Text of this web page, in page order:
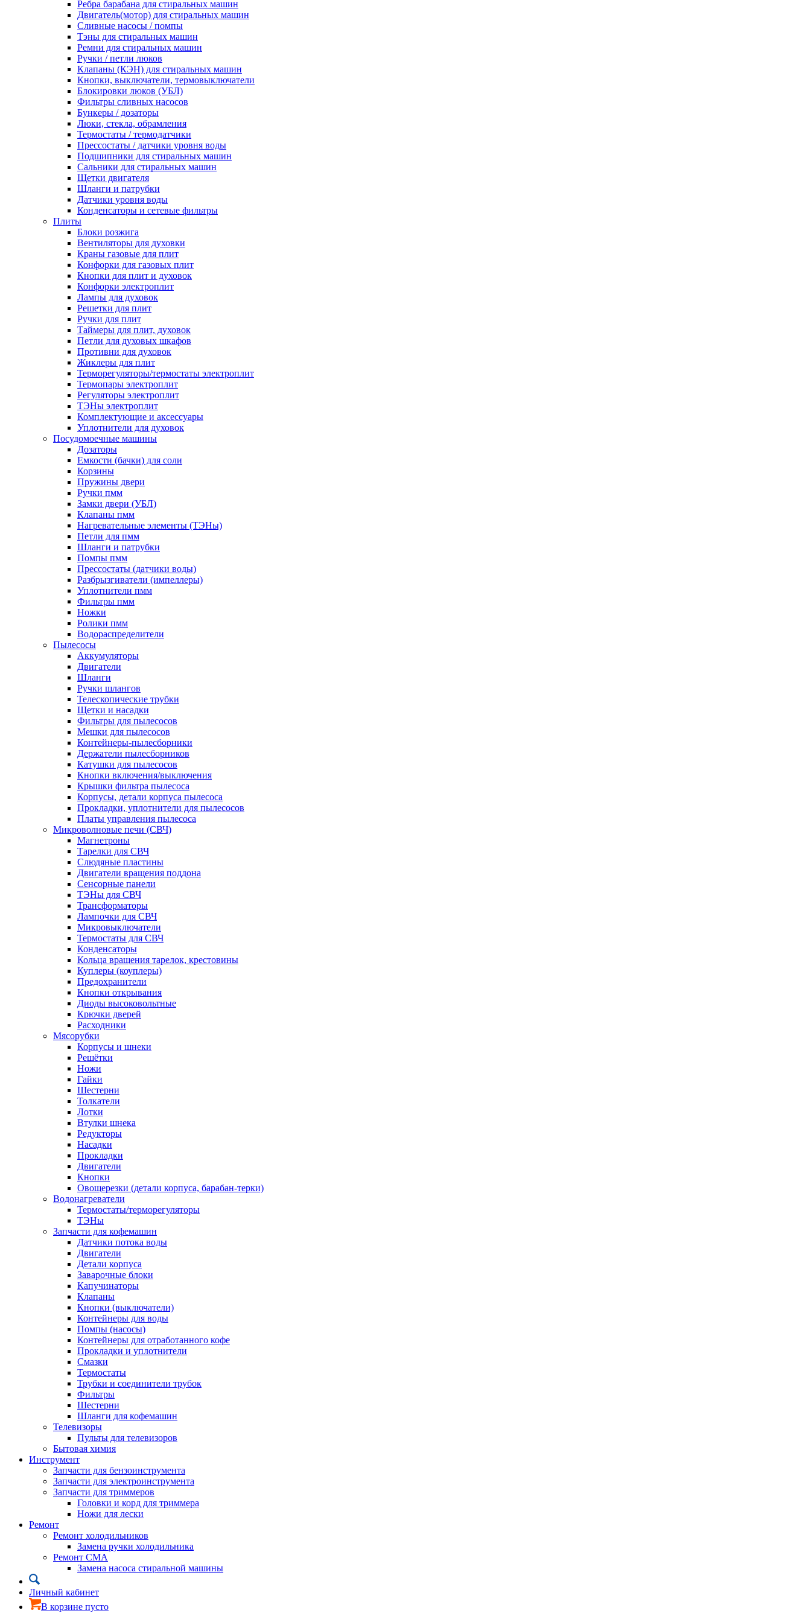
Ребра барабана для стиральных машин
Двигатель(мотор) для стиральных машин
Сливные насосы / помпы
Тэны для стиральных машин
Ремни для стиральных машин
Ручки / петли люков
Клапаны (КЭН) для стиральных машин
Кнопки, выключатели, термовыключатели
Блокировки люков (УБЛ)
Фильтры сливных насосов
Бункеры / дозаторы
Люки, стекла, обрамления
Термостаты / термодатчики
Прессостаты / датчики уровня воды
Подшипники для стиральных машин
Сальники для стиральных машин
Щетки двигателя
Шланги и патрубки
Датчики уровня воды
Конденсаторы и сетевые фильтры
Плиты
Блоки розжига
Вентиляторы для духовки
Краны газовые для плит
Конфорки для газовых плит
Кнопки для плит и духовок
Конфорки электроплит
Лампы для духовок
Решетки для плит
Ручки для плит
Таймеры для плит, духовок
Петли для духовых шкафов
Противни для духовок
Жиклеры для плит
Терморегуляторы/термостаты электроплит
Термопары электроплит
Регуляторы электроплит
ТЭНы электроплит
Комплектующие и аксессуары
Уплотнители для духовок
Посудомоечные машины
Дозаторы
Емкости (бачки) для соли
Корзины
Пружины двери
Ручки пмм
Замки двери (УБЛ)
Клапаны пмм
Нагревательные элементы (ТЭНы)
Петли для пмм
Шланги и патрубки
Помпы пмм
Прессостаты (датчики воды)
Разбрызгиватели (импеллеры)
Уплотнители пмм
Фильтры пмм
Ножки
Ролики пмм
Водораспределители
Пылесосы
Аккумуляторы
Двигатели
Шланги
Ручки шлангов
Телескопические трубки
Щетки и насадки
Фильтры для пылесосов
Мешки для пылесосов
Контейнеры-пылесборники
Держатели пылесборников
Катушки для пылесосов
Кнопки включения/выключения
Крышки фильтра пылесоса
Корпусы, детали корпуса пылесоса
Прокладки, уплотнители для пылесосов
Платы управления пылесоса
Микроволновые печи (СВЧ)
Магнетроны
Тарелки для СВЧ
Слюдяные пластины
Двигатели вращения поддона
Сенсорные панели
ТЭНы для СВЧ
Трансформаторы
Лампочки для СВЧ
Микровыключатели
Термостаты для СВЧ
Конденсаторы
Кольца вращения тарелок, крестовины
Куплеры (коуплеры)
Предохранители
Кнопки открывания
Диоды высоковольтные
Крючки дверей
Расходники
Мясорубки
Корпусы и шнеки
Решётки
Ножи
Гайки
Шестерни
Толкатели
Лотки
Втулки шнека
Редукторы
Насадки
Прокладки
Двигатели
Кнопки
Овощерезки (детали корпуса, барабан-терки)
Водонагреватели
Термостаты/терморегуляторы
ТЭНы
Запчасти для кофемашин
Датчики потока воды
Двигатели
Детали корпуса
Заварочные блоки
Капучинаторы
Клапаны
Кнопки (выключатели)
Контейнеры для воды
Помпы (насосы)
Контейнеры для отработанного кофе
Прокладки и уплотнители
Смазки
Термостаты
Трубки и соединители трубок
Фильтры
Шестерни
Шланги для кофемашин
Телевизоры
Пульты для телевизоров
Бытовая химия
Инструмент
Запчасти для бензоинструмента
Запчасти для электроинструмента
Запчасти для триммеров
Головки и корд для триммера
Ножи для лески
Ремонт
Ремонт холодильников
Замена ручки холодильника
Ремонт СМА
Замена насоса стиральной машины
Личный кабинет
В корзине пусто